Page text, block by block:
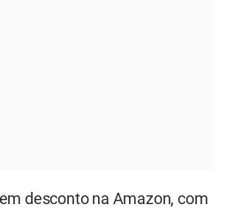
desconto na Amazon, com